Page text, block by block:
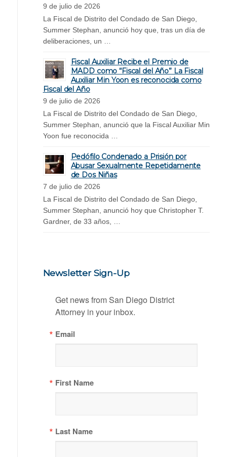
9 de julio de 2026
La Fiscal de Distrito del Condado de San Diego,
Summer Stephan, anunció hoy que, tras un día de
deliberaciones, un …
Fiscal Auxiliar Recibe el Premio de
MADD como “Fiscal del Año” La Fiscal
Auxiliar Min Yoon es reconocida como
Fiscal del Año
9 de julio de 2026
La Fiscal de Distrito del Condado de San Diego,
Summer Stephan, anunció que la Fiscal Auxiliar Min
Yoon fue reconocida …
Pedófilo Condenado a Prisión por
Abusar Sexualmente Repetidamente
de Dos Niñas
7 de julio de 2026
La Fiscal de Distrito del Condado de San Diego,
Summer Stephan, anunció hoy que Christopher T.
Gardner, de 33 años, …
Newsletter Sign-Up
Get news from San Diego District
Attorney in your inbox.
Email
First Name
Last Name